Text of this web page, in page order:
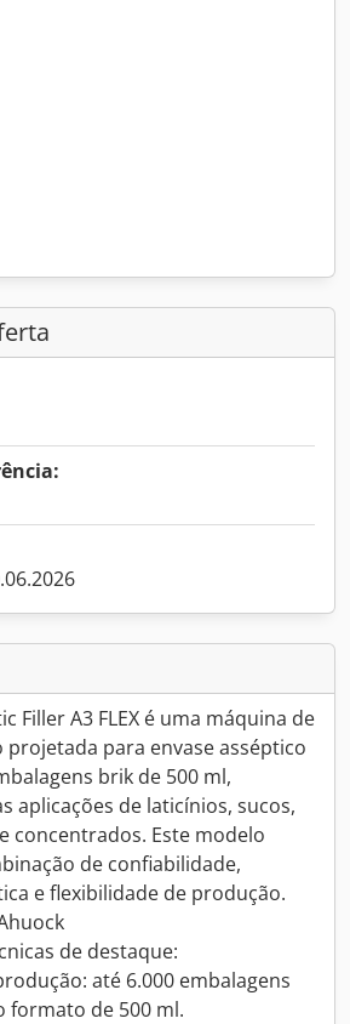
Filler A3 FLEX é uma máquina de
para envase asséptico
brik de 500 ml,
aplicações de laticínios, sucos,
concentrados. Este modelo
de confiabilidade,
e flexibilidade de produção.
de destaque:
até 6.000 embalagens
formato de 500 ml.